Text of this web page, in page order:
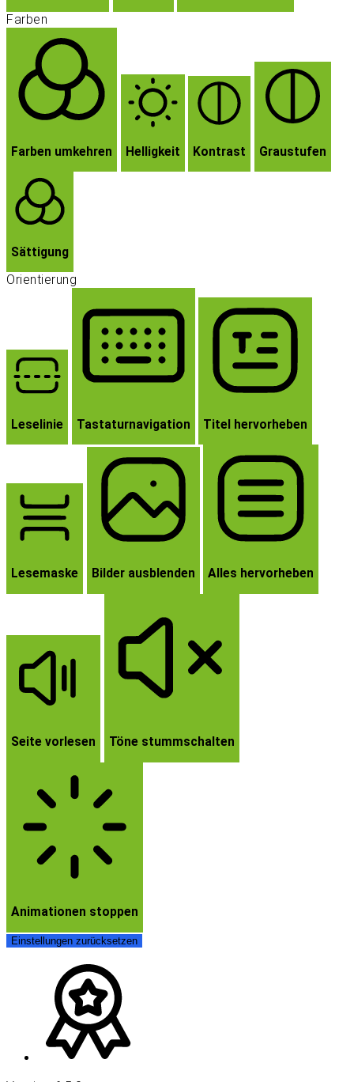
Farben
Farben umkehren Helligkeit Kontrast Graustufen
Sättigung
Orientierung
Leselinie Tastaturnavigation Titel hervorheben
Lesemaske Bilder ausblenden Alles hervorheben
Seite vorlesen Töne stummschalten
Animationen stoppen
Einstellungen zurücksetzen